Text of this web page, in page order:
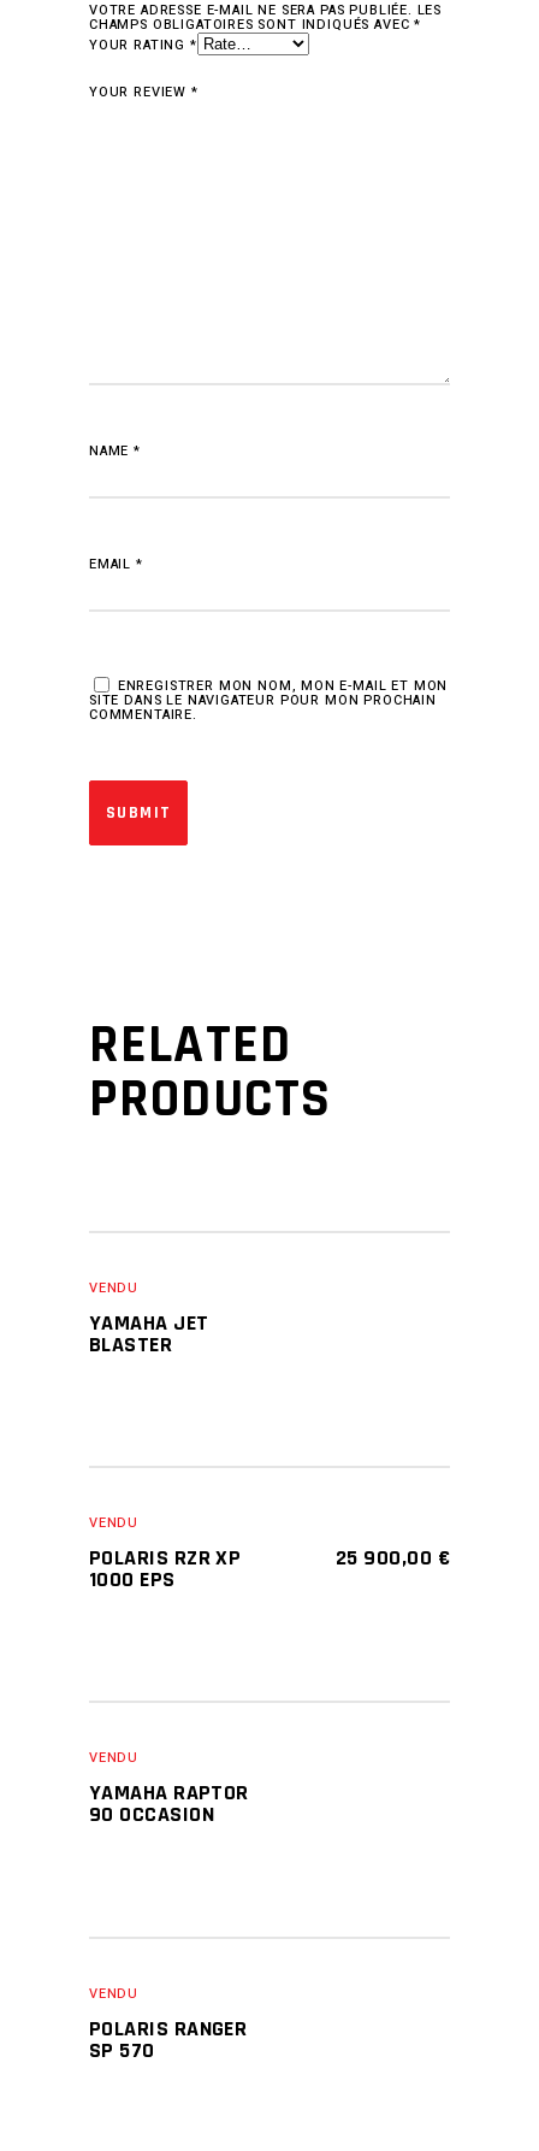
VOTRE ADRESSE E-MAIL NE SERA PAS PUBLIÉE. LES
CHAMPS OBLIGATOIRES SONT INDIQUÉS AVEC*
YOUR RATING *
YOUR REVIEW *
NAME*
EMAIL *
ENREGISTRER MON NOM, MON E-MAIL ET MON
SITE DANS LE NAVIGATEUR POUR MON PROCHAIN
COMMENTAIRE.
RELATED
PRODUCTS
VENDU
YAMAHA JET
BLASTER
VENDU
POLARIS RZR XP
1000 EPS
25 900,00 €
VENDU
YAMAHA RAPTOR
90 OCCASION
VENDU
POLARIS RANGER
SP 570